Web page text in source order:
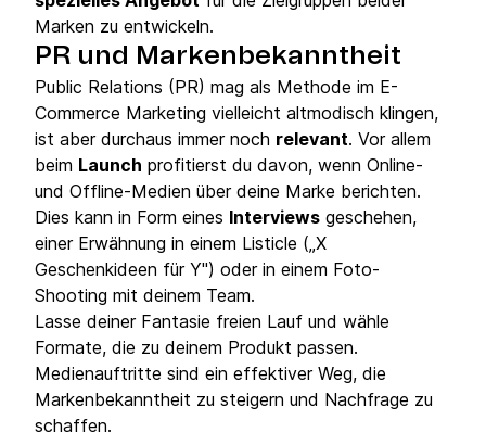
Marken zu entwickeln.
PR und Markenbekanntheit
Public Relations (PR) mag als Methode im E-
Commerce Marketing vielleicht altmodisch klingen,
ist aber durchaus immer noch relevant. Vor allem
beim Launch profitierst du davon, wenn Online-
und Offline-Medien über deine Marke berichten.
Dies kann in Form eines Interviews geschehen,
einer Erwähnung in einem Listicle („X
Geschenkideen für Y") oder in einem Foto-
Shooting mit deinem Team.
Lasse deiner Fantasie freien Lauf und wähle
Formate, die zu deinem Produkt passen.
Medienauftritte sind ein effektiver Weg, die
Markenbekanntheit zu steigern und Nachfrage zu
schaffen.